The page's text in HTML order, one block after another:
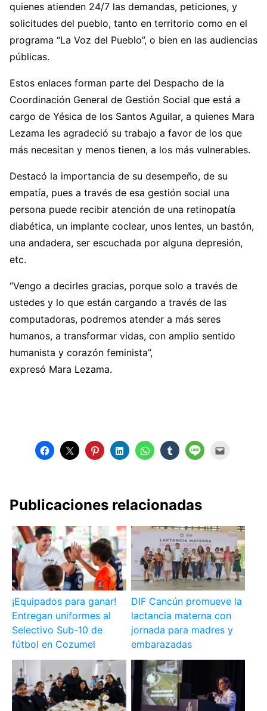
quienes atienden 24/7 las demandas, peticiones, y
solicitudes del pueblo, tanto en territorio como en el
programa “La Voz del Pueblo”, o bien en las audiencias
públicas.
Estos enlaces forman parte del Despacho de la
Coordinación General de Gestión Social que está a
cargo de Yésica de los Santos Aguilar, a quienes Mara
Lezama les agradeció su trabajo a favor de los que
más necesitan y menos tienen, a los más vulnerables.
Destacó la importancia de su desempeño, de su
empatía, pues a través de esa gestión social una
persona puede recibir atención de una retinopatía
diabética, un implante coclear, unos lentes, un bastón,
una andadera, ser escuchada por alguna depresión,
etc.
“Vengo a decirles gracias, porque solo a través de
ustedes y lo que están cargando a través de las
computadoras, podremos atender a más seres
humanos, a transformar vidas, con amplio sentido
humanista y corazón feminista”,
expresó Mara Lezama.
Publicaciones relacionadas
¡Equipados para ganar!
Entregan uniformes al
Selectivo Sub-10 de
fútbol en Cozumel
DIF Cancún promueve la
lactancia materna con
jornada para madres y
embarazadas